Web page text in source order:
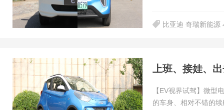
比亚迪 奇瑞新能源
上班、接娃、
【EV视界试驾】微型
的车身、相对不错的